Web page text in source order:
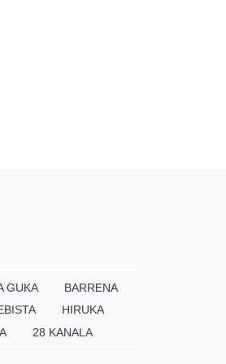
GUKA
BARRENA
HIRUKA
28 KANALA